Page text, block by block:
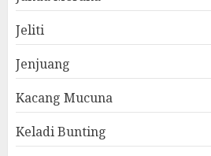
Jeliti
Jenjuang
Kacang Mucuna
Keladi Bunting